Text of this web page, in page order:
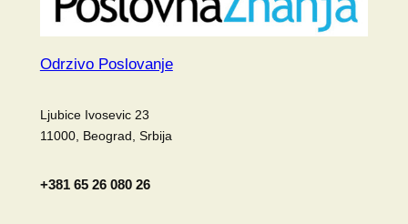
Odrzivo Poslovanje
Ljubice Ivosevic 23
11000, Beograd, Srbija
+381 65 26 080 26